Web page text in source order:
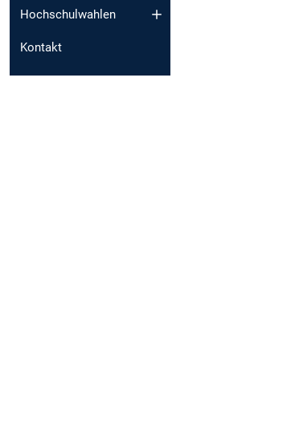
Hochschulwahlen
Kontakt